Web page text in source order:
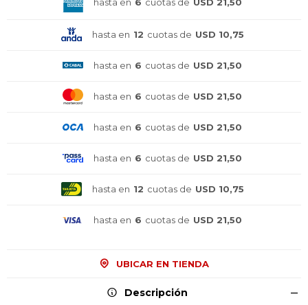
hasta en 12 cuotas de USD 10,75
hasta en 6 cuotas de USD 21,50
hasta en 6 cuotas de USD 21,50
hasta en 6 cuotas de USD 21,50
hasta en 6 cuotas de USD 21,50
hasta en 12 cuotas de USD 10,75
hasta en 6 cuotas de USD 21,50
UBICAR EN TIENDA
Descripción